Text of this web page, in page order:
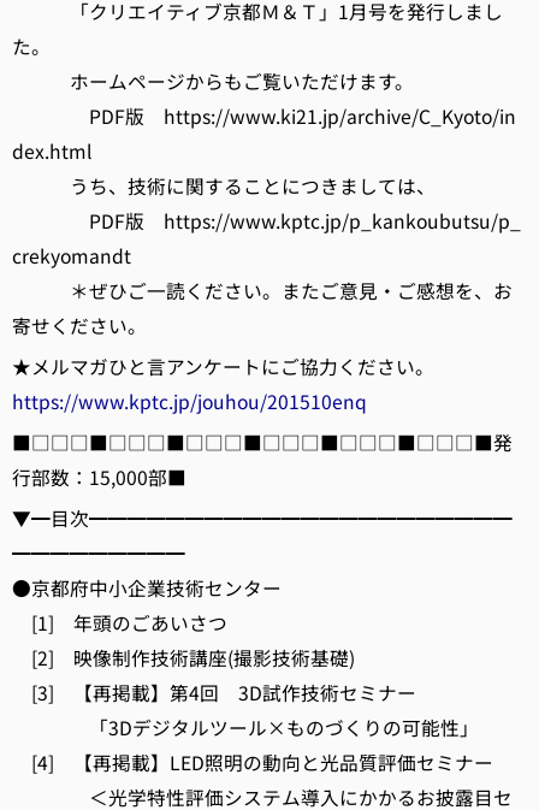
「クリエイティブ京都Ｍ＆Ｔ」1月号を発行しまし
た。
ホームページからもご覧いただけます。
PDF版 https://www.ki21.jp/archive/C_Kyoto/in
dex.html
うち、技術に関することにつきましては、
PDF版 https://www.kptc.jp/p_kankoubutsu/p_
crekyomandt
＊ぜひご一読ください。またご意見・ご感想を、お
寄せください。
★メルマガひと言アンケートにご協力ください。
https://www.kptc.jp/jouhou/201510enq
■□□□■□□□■□□□■□□□■□□□■□□□■発
行部数：15,000部■
▼━目次━━━━━━━━━━━━━━━━━━━━━━
━━━━━━━━━
●京都府中小企業技術センター
[1] 年頭のごあいさつ
[2] 映像制作技術講座(撮影技術基礎)
[3] 【再掲載】第4回 3D試作技術セミナー
「3Dデジタルツール×ものづくりの可能性」
[4] 【再掲載】LED照明の動向と光品質評価セミナー
＜光学特性評価システム導入にかかるお披露目セ